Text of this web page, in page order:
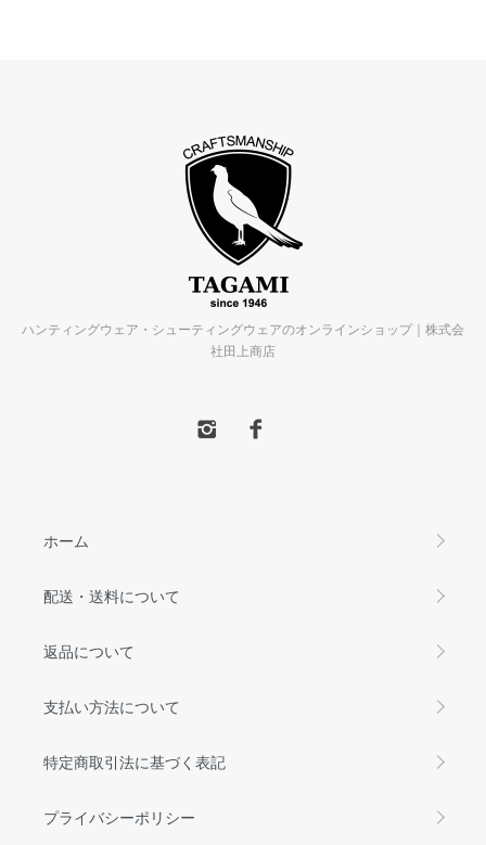
ハンティングウェア・シューティングウェアのオンラインショップ｜株式会
社田上商店
ホーム
配送・送料について
返品について
支払い方法について
特定商取引法に基づく表記
プライバシーポリシー